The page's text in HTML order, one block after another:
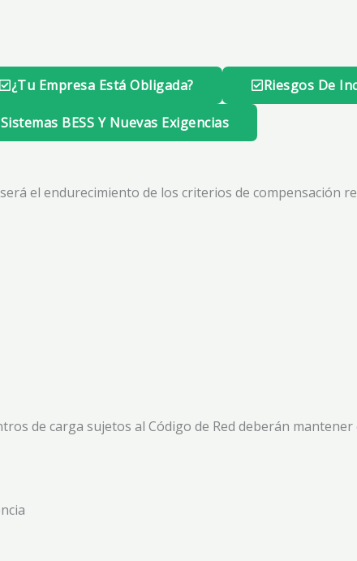
¿Tu Empresa Está Obligada? Riesgos De
Sistemas BESS Y Nuevas Exigencias
el endurecimiento de los criterios de compensación
de carga sujetos al Código de Red deberán